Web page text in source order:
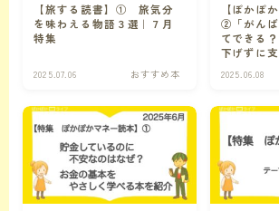
カラダの悩み カラダの悩みに関連する記
ココロの悩み ココロの悩みに関連する記
仕事の悩み 仕事の悩み
暮らしの悩み
【旅する読書】① 旅気分
を味わえる物語３選｜７月
特集
2025.07.06 おすすめ本
【ぽかぽ
②「がんば
てできる
下げずに
の方法【
版】
2025.06.08